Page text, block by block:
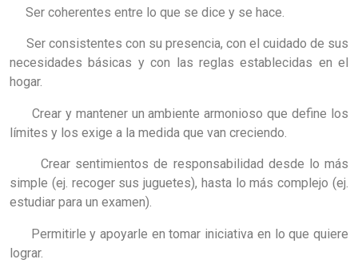
Ser coherentes entre lo que se dice y se hace.
Ser consistentes con su presencia, con el cuidado de sus
necesidades básicas y con las reglas establecidas en el
hogar.
Crear y mantener un ambiente armonioso que define los
límites y los exige a la medida que van creciendo.
Crear sentimientos de responsabilidad desde lo más
simple (ej. recoger sus juguetes), hasta lo más complejo (ej.
estudiar para un examen).
Permitirle y apoyarle en tomar iniciativa en lo que quiere
lograr.